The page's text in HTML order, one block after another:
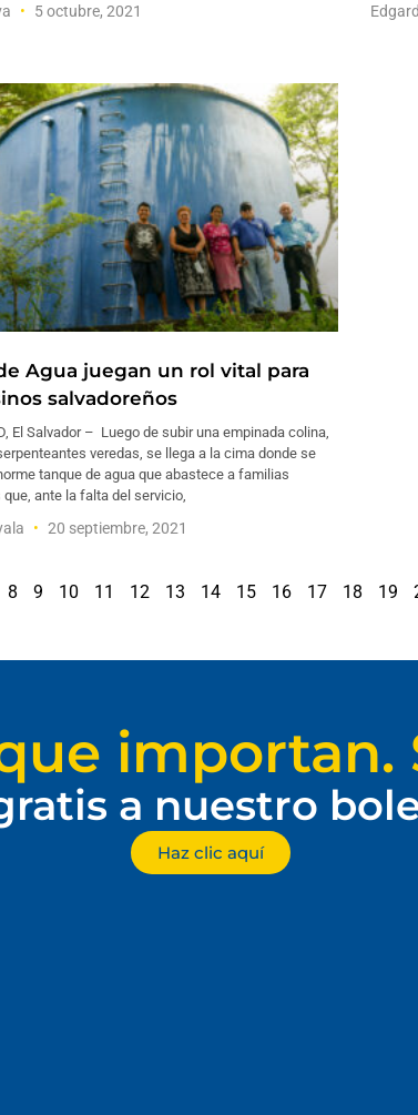
5 octubre, 2021
Agua juegan un rol vital para
salvadoreños
El Salvador – Luego de subir una empinada colina,
veredas, se llega a la cima donde se
tanque de agua que abastece a familias
ante la falta del servicio,
20 septiembre, 2021
8 9 10 11 12 13 14 15 16 17 18 19
importan.
a nuestro
Haz clic aquí